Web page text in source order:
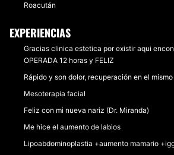
Roacután
EXPERIENCIAS
Gracias clinica estetica por existir aqui
OPERADA 12 horas y FELIZ
Rápido y son dolor, recuperación en el
Mesoterapia facial
Feliz con mi nueva nariz (Dr. Miranda)
Me hice el aumento de labios
Lipoabdominoplastia +aumento mamario